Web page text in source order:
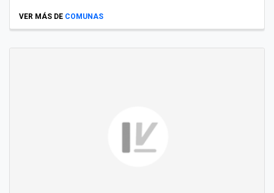
VER MÁS DE COMUNAS